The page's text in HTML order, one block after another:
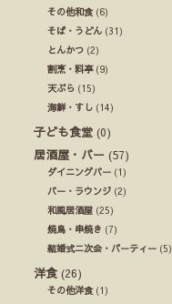
その他和食(6)
そば・うどん (31)
とんかつ (2)
割烹・料亭(9)
天ぷら (15)
海鮮・すし (14)
子ども食堂 (0)
居酒屋・バー (57)
ダイニングバー (1)
バー・ラウンジ (2)
和風居酒屋 (25)
焼鳥・串焼き (7)
結婚式ニ次会・パーティー (5)
洋食 (26)
その他洋食(1)